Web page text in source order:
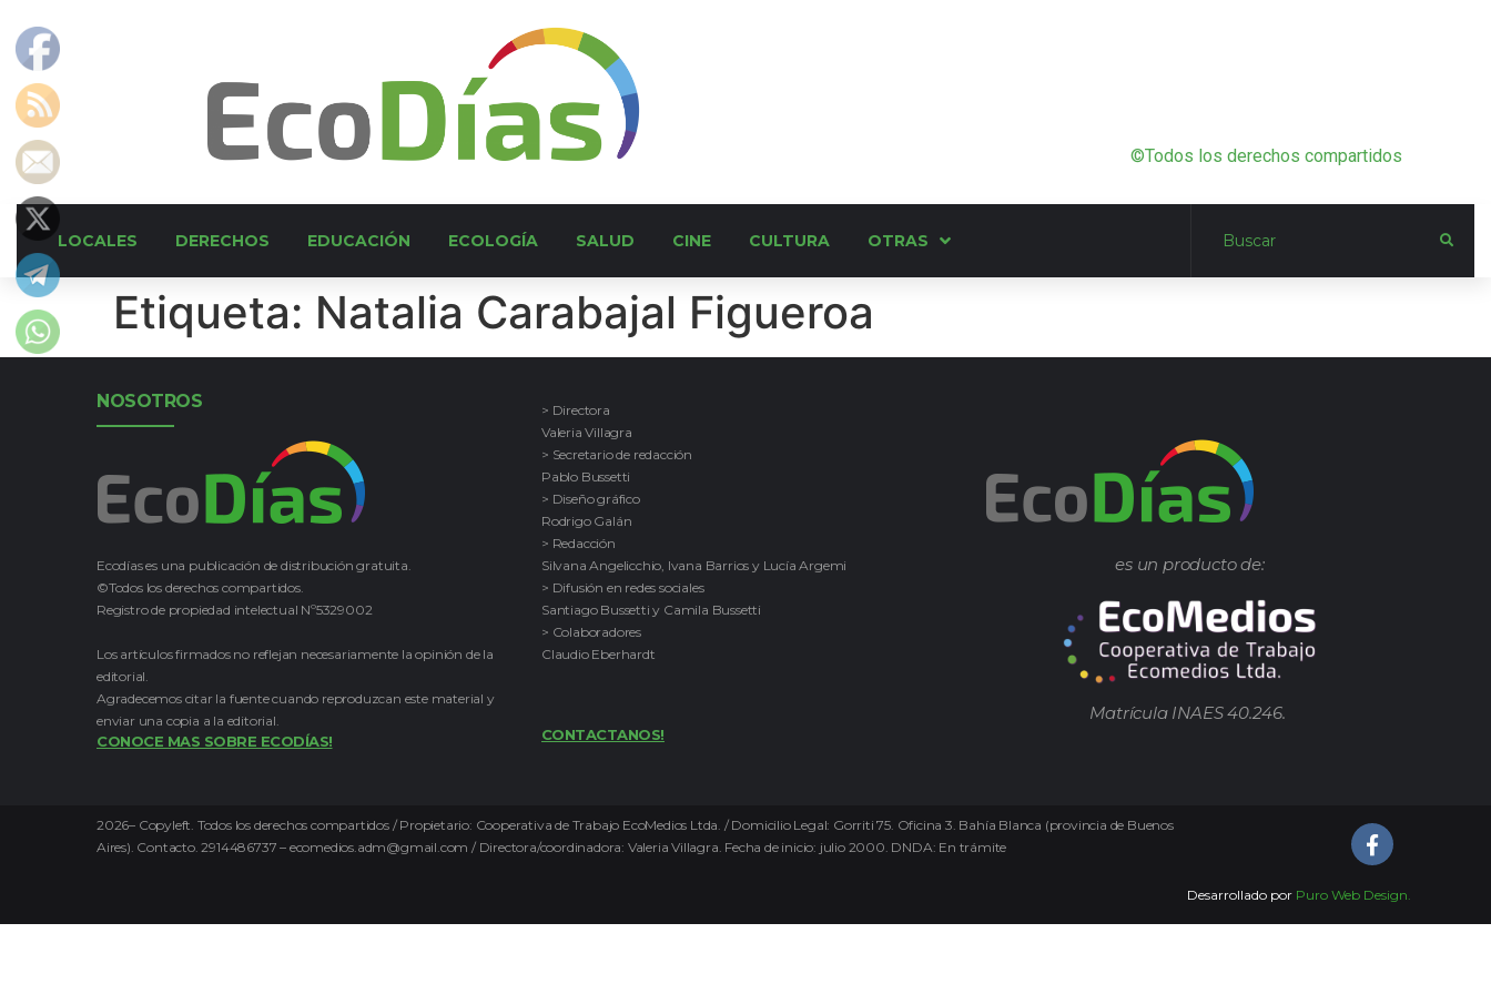
©Todos los derechos compartidos
LOCALES DERECHOS EDUCACIÓN ECOLOGÍA SALUD CINE CULTURA OTRAS
Etiqueta: Natalia Carabajal Figueroa
NOSOTROS
Ecodías es una publicación de distribución gratuita.
©Todos los derechos compartidos.
Registro de propiedad intelectual Nº5329002
Los artículos firmados no reflejan necesariamente la opinión de la
editorial.
Agradecemos citar la fuente cuando reproduzcan este material y
enviar una copia a la editorial.
CONOCE MAS SOBRE ECODÍAS!
> Directora
Valeria Villagra
> Secretario de redacción
Pablo Bussetti
> Diseño gráfico
Rodrigo Galán
> Redacción
Silvana Angelicchio, Ivana Barrios y Lucía Argemi
> Difusión en redes sociales
Santiago Bussetti y Camila Bussetti
> Colaboradores
Claudio Eberhardt
CONTACTANOS!
es un producto de:
Matrícula INAES 40.246.
2026– Copyleft. Todos los derechos compartidos / Propietario: Cooperativa de Trabajo EcoMedios Ltda. / Domicilio Legal: Gorriti 75. Oficina 3. Bahía Blanca (provincia de Buenos
Aires). Contacto. 2914486737 – ecomedios.adm@gmail.com / Directora/coordinadora: Valeria Villagra. Fecha de inicio: julio 2000. DNDA: En trámite
Desarrollado por Puro Web Design.